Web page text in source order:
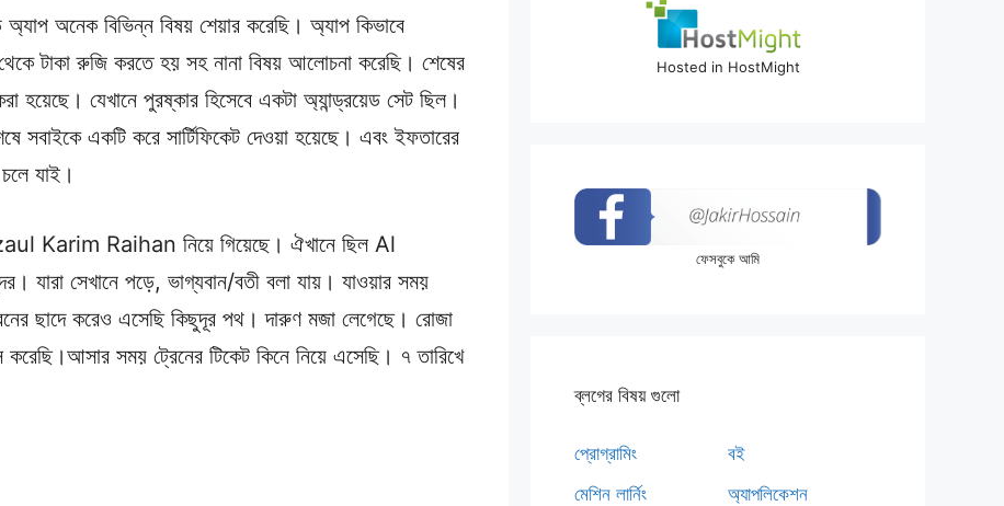
অনেক বিভিন্ন বিষয় শেয়ার করেছি। অ্যাপ কিভাবে
টাকা রুজি করতে হয় সহ নানা বিষয় আলোচনা করেছি। শেষের
যেখানে পুরষ্কার হিসেবে একটা অ্যান্ড্রয়েড সেট ছিল।
একটি করে সার্টিফিকেট দেওয়া হয়েছে। এবং ইফতারের
যাই।
Karim Raihan নিয়ে গিয়েছে। ঐখানে ছিল Al
যারা সেখানে পড়ে, ভাগ্যবান/বতী বলা যায়। যাওয়ার সময়
ছাদে করেও এসেছি কিছুদূর পথ। দারুণ মজা লেগেছে। রোজা
করেছি।আসার সময় ট্রেনের টিকেট কিনে নিয়ে এসেছি। ৭ তারিখে
Hosted in HostMight
ফেসবুকে আমি
ব্লগের বিষয় গুলো
প্রোগ্রামিং
মেশিন লার্নিং
বই
অ্যাপলিকেশন